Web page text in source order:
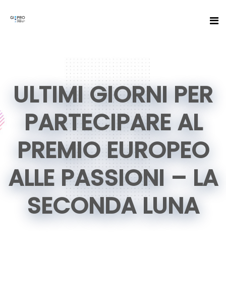
ULTIMI GIORNI PER
PARTECIPARE AL
PREMIO EUROPEO
ALLE PASSIONI – LA
SECONDA LUNA